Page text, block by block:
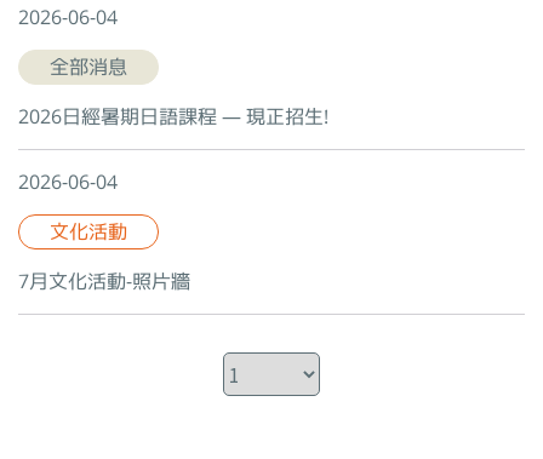
2026-06-04
全部消息
2026日經暑期日語課程 — 現正招生!
2026-06-04
文化活動
7月文化活動-照片牆